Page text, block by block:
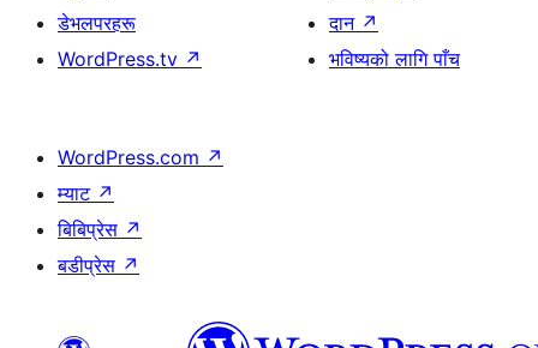
डेभलपरहरू
WordPress.tv ↗
दान ↗
भविष्यको लागि पाँच
WordPress.com ↗
म्याट ↗
बिबिप्रेस ↗
बडीप्रेस ↗